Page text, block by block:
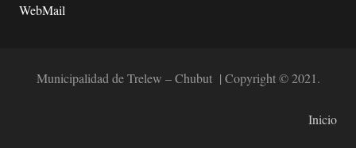
WebMail
Municipalidad de Trelew – Chubut | Copyright © 2021.
Inicio